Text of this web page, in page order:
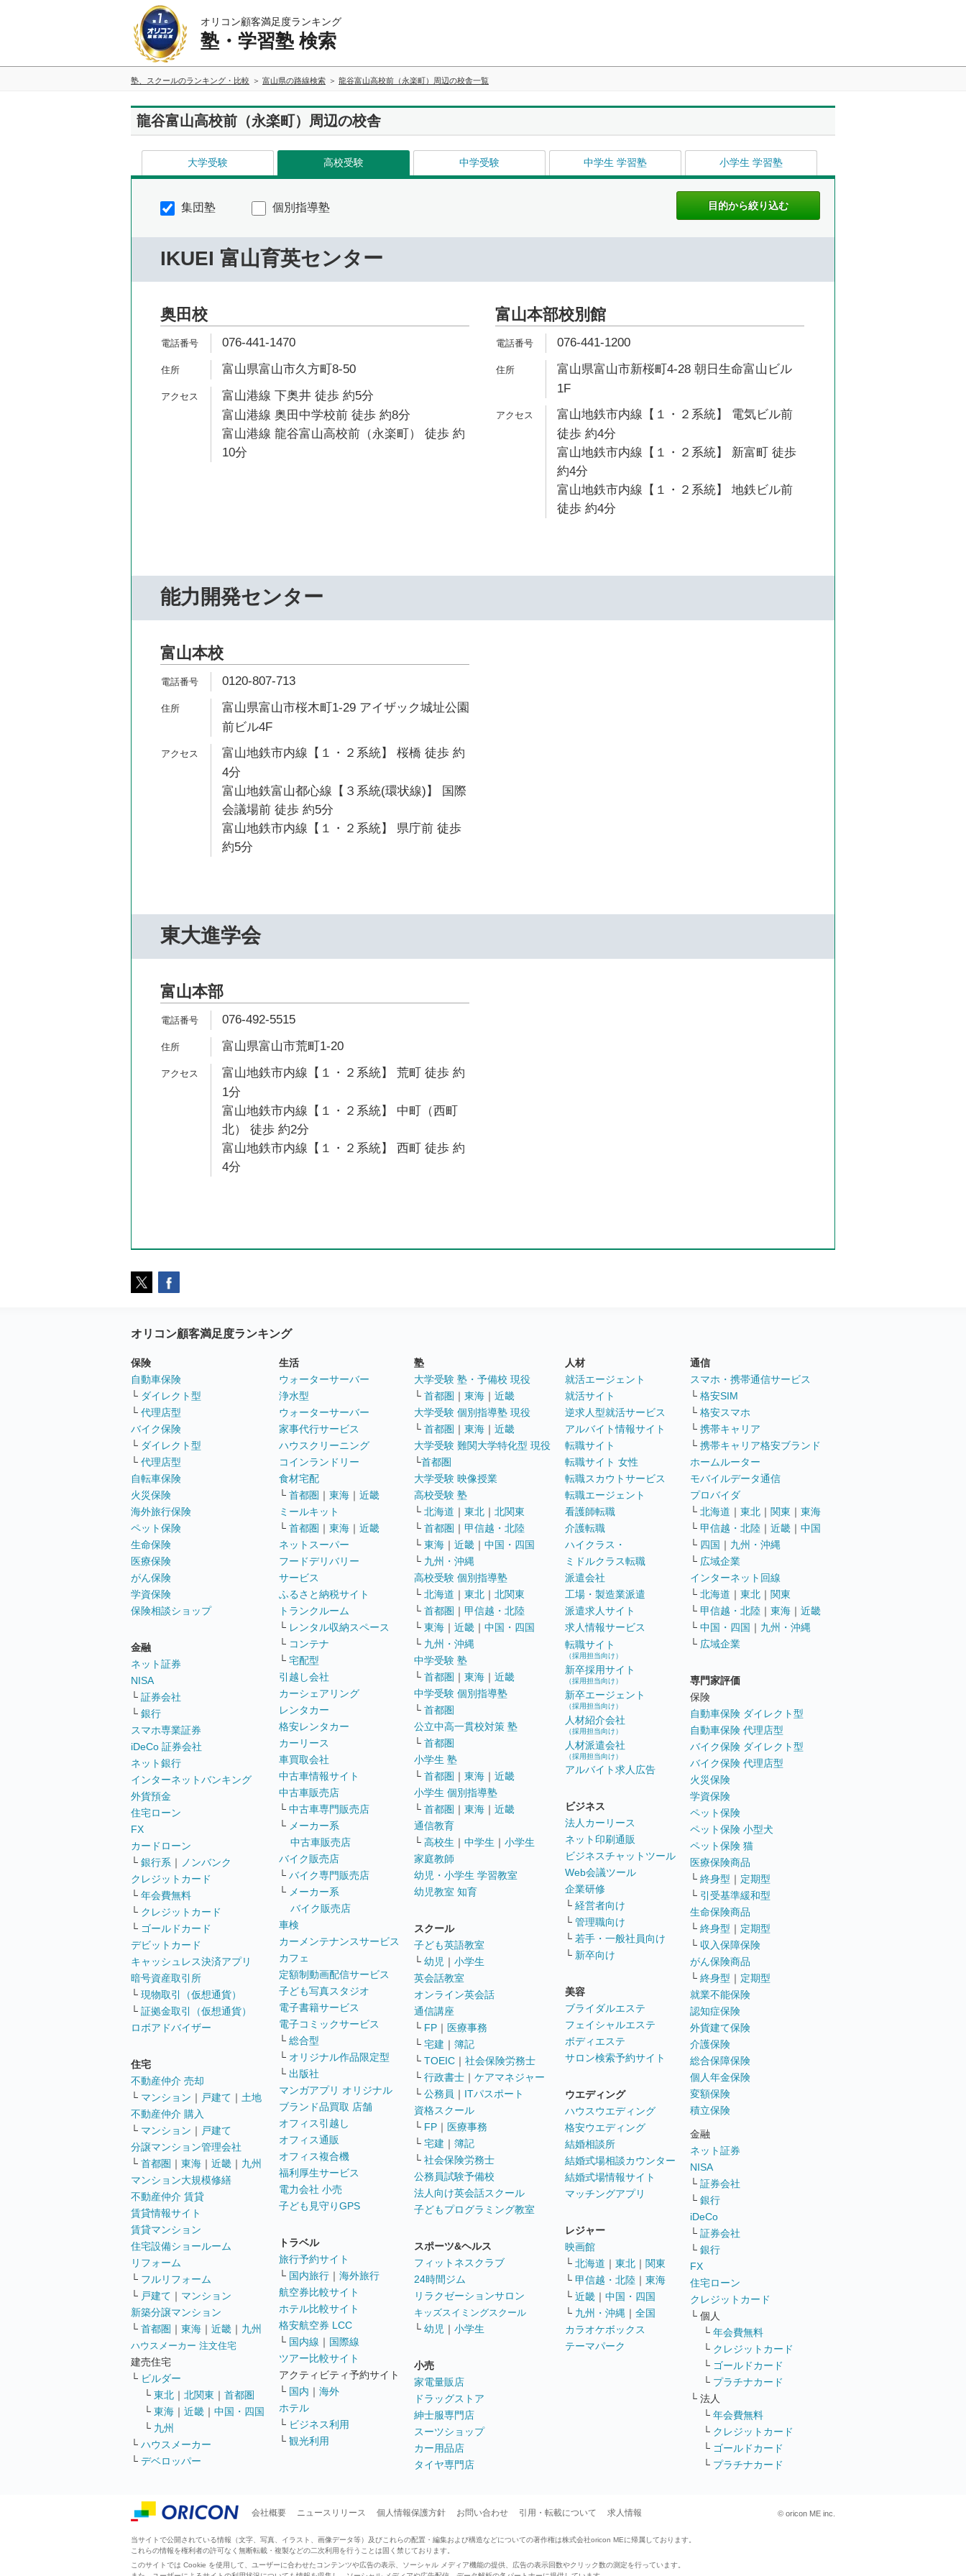
オリコン顧客満足度ランキング
塾・学習塾 検索
塾、スクールのランキング・比較 富山県の路線検索 龍谷富山高校前（永楽町）周辺の校舎一覧
龍谷富山高校前（永楽町）周辺の校舎
大学受験 高校受験 中学受験 中学生 学習塾 小学生 学習塾
集団塾 個別指導塾
IKUEI 富山育英センター
奥田校
076-441-1470
富山県富山市久方町8-50
富山港線 下奥井 徒歩 約5分
富山港線 奥田中学校前 徒歩 約8分
富山港線 龍谷富山高校前（永楽町） 徒歩 約
10分
富山本部校別館
076-441-1200
富山県富山市新桜町4-28 朝日生命富山ビル
1F
富山地鉄市内線【１・２系統】 電気ビル前
徒歩 約4分
富山地鉄市内線【１・２系統】 新富町 徒歩
約4分
富山地鉄市内線【１・２系統】 地鉄ビル前
徒歩 約4分
能力開発センター
富山本校
0120-807-713
富山県富山市桜木町1-29 アイザック城址公園
前ビル4F
富山地鉄市内線【１・２系統】 桜橋 徒歩 約
4分
富山地鉄富山都心線【３系統(環状線)】 国際
会議場前 徒歩 約5分
富山地鉄市内線【１・２系統】 県庁前 徒歩
約5分
東大進学会
富山本部
076-492-5515
富山県富山市荒町1-20
富山地鉄市内線【１・２系統】 荒町 徒歩 約
1分
富山地鉄市内線【１・２系統】 中町（西町
北） 徒歩 約2分
富山地鉄市内線【１・２系統】 西町 徒歩 約
4分
オリコン顧客満足度ランキング
保険
自動車保険
└ ダイレクト型
└ 代理店型
バイク保険
└ ダイレクト型
└ 代理店型
自転車保険
火災保険
海外旅行保険
ペット保険
生命保険
医療保険
がん保険
学資保険
保険相談ショップ
金融
ネット証券
NISA
└ 証券会社
└ 銀行
スマホ専業証券
iDeCo 証券会社
ネット銀行
インターネットバンキング
外貨預金
住宅ローン
FX
カードローン
└ 銀行系 ｜
ノンバンク
クレジットカード
└ 年会費無料
└ クレジットカード
└ ゴールドカード
デビットカード
キャッシュレス決済アプリ
暗号資産取引所
└ 現物取引（仮想通貨）
└ 証拠金取引（仮想通貨）
ロボアドバイザー
住宅
不動産仲介 売却
└ マンション ｜ 戸建て ｜ 土地
不動産仲介 購入
└ マンション ｜ 戸建て
分譲マンション管理会社
└ 首都圏 ｜ 東海 ｜ 近畿 ｜ 九州
マンション大規模修繕
不動産仲介 賃貸
賃貸情報サイト
賃貸マンション
住宅設備ショールーム
リフォーム
└ フルリフォーム
└ 戸建て ｜ マンション
新築分譲マンション
└ 首都圏 ｜ 東海 ｜ 近畿 ｜ 九州
ハウスメーカー 注文住宅
建売住宅
└ ビルダー
└ 東北 ｜ 北関東 ｜ 首都圏
└ 東海 ｜ 近畿 ｜ 中国・四国
└ 九州
└ ハウスメーカー
└ デベロッパー
生活
ウォーターサーバー
浄水型
ウォーターサーバー
家事代行サービス
ハウスクリーニング
コインランドリー
食材宅配
└ 首都圏 ｜ 東海 ｜ 近畿
ミールキット
└ 首都圏 ｜ 東海 ｜ 近畿
ネットスーパー
フードデリバリー
サービス
ふるさと納税サイト
トランクルーム
└ レンタル収納スペース
└ コンテナ
└ 宅配型
引越し会社
カーシェアリング
レンタカー
格安レンタカー
カーリース
車買取会社
中古車情報サイト
中古車販売店
└ 中古車専門販売店
└ メーカー系
中古車販売店
バイク販売店
└ バイク専門販売店
└ メーカー系
バイク販売店
車検
カーメンテナンスサービス
カフェ
定額制動画配信サービス
子ども写真スタジオ
電子書籍サービス
電子コミックサービス
└ 総合型
└ オリジナル作品限定型
└ 出版社
マンガアプリ オリジナル
ブランド品買取 店舗
オフィス引越し
オフィス通販
オフィス複合機
福利厚生サービス
電力会社 小売
子ども見守りGPS
トラベル
旅行予約サイト
└ 国内旅行 ｜ 海外旅行
航空券比較サイト
ホテル比較サイト
格安航空券 LCC
└ 国内線 ｜ 国際線
ツアー比較サイト
アクティビティ予約サイト
└ 国内 ｜ 海外
ホテル
└ ビジネス利用
└ 観光利用
塾
大学受験 塾・予備校 現役
└ 首都圏 ｜ 東海 ｜ 近畿
大学受験 個別指導塾 現役
└ 首都圏 ｜ 東海 ｜ 近畿
大学受験 難関大学特化型 現役
└首都圏
大学受験 映像授業
高校受験 塾
└ 北海道 ｜ 東北 ｜ 北関東
└ 首都圏 ｜ 甲信越・北陸
└ 東海 ｜ 近畿 ｜ 中国・四国
└ 九州・沖縄
高校受験 個別指導塾
└ 北海道 ｜ 東北 ｜ 北関東
└ 首都圏 ｜ 甲信越・北陸
└ 東海 ｜ 近畿 ｜ 中国・四国
└ 九州・沖縄
中学受験 塾
└ 首都圏 ｜ 東海 ｜ 近畿
中学受験 個別指導塾
└ 首都圏
公立中高一貫校対策 塾
└ 首都圏
小学生 塾
└ 首都圏 ｜ 東海 ｜ 近畿
小学生 個別指導塾
└ 首都圏 ｜ 東海 ｜ 近畿
通信教育
└ 高校生 ｜ 中学生 ｜ 小学生
家庭教師
幼児・小学生 学習教室
幼児教室 知育
スクール
子ども英語教室
└ 幼児 ｜ 小学生
英会話教室
オンライン英会話
通信講座
└ FP ｜ 医療事務
└ 宅建 ｜ 簿記
└ TOEIC ｜ 社会保険労務士
└ 行政書士 ｜ ケアマネジャー
└ 公務員 ｜ ITパスポート
資格スクール
└ FP ｜ 医療事務
└ 宅建 ｜ 簿記
└ 社会保険労務士
公務員試験予備校
法人向け英会話スクール
子どもプログラミング教室
スポーツ&ヘルス
フィットネスクラブ
24時間ジム
リラクゼーションサロン
キッズスイミングスクール
└ 幼児 ｜ 小学生
小売
家電量販店
ドラッグストア
紳士服専門店
スーツショップ
カー用品店
タイヤ専門店
人材
就活エージェント
就活サイト
逆求人型就活サービス
アルバイト情報サイト
転職サイト
転職サイト 女性
転職スカウトサービス
転職エージェント
看護師転職
介護転職
ハイクラス・
ミドルクラス転職
派遣会社
工場・製造業派遣
派遣求人サイト
求人情報サービス
転職サイト
（採用担当向け）
新卒採用サイト
（採用担当向け）
新卒エージェント
（採用担当向け）
人材紹介会社
（採用担当向け）
人材派遣会社
（採用担当向け）
アルバイト求人広告
ビジネス
法人カーリース
ネット印刷通販
ビジネスチャットツール
Web会議ツール
企業研修
└ 経営者向け
└ 管理職向け
└ 若手・一般社員向け
└ 新卒向け
美容
ブライダルエステ
フェイシャルエステ
ボディエステ
サロン検索予約サイト
ウエディング
ハウスウエディング
格安ウエディング
結婚相談所
結婚式場相談カウンター
結婚式場情報サイト
マッチングアプリ
レジャー
映画館
└ 北海道 ｜ 東北 ｜ 関東
└ 甲信越・北陸 ｜ 東海
└ 近畿 ｜ 中国・四国
└ 九州・沖縄 ｜ 全国
カラオケボックス
テーマパーク
通信
スマホ・携帯通信サービス
└ 格安SIM
└ 格安スマホ
└ 携帯キャリア
└ 携帯キャリア格安ブランド
ホームルーター
モバイルデータ通信
プロバイダ
└ 北海道 ｜ 東北 ｜ 関東 ｜ 東海
└ 甲信越・北陸 ｜ 近畿 ｜ 中国
└ 四国 ｜ 九州・沖縄
└ 広域企業
インターネット回線
└ 北海道 ｜ 東北 ｜ 関東
└ 甲信越・北陸 ｜ 東海 ｜ 近畿
└ 中国・四国 ｜ 九州・沖縄
└ 広域企業
専門家評価
保険
自動車保険 ダイレクト型
自動車保険 代理店型
バイク保険 ダイレクト型
バイク保険 代理店型
火災保険
学資保険
ペット保険
ペット保険 小型犬
ペット保険 猫
医療保険商品
└ 終身型 ｜ 定期型
└ 引受基準緩和型
生命保険商品
└ 終身型 ｜ 定期型
└ 収入保障保険
がん保険商品
└ 終身型 ｜ 定期型
就業不能保険
認知症保険
外貨建て保険
介護保険
総合保障保険
個人年金保険
変額保険
積立保険
金融
ネット証券
NISA
└ 証券会社
└ 銀行
iDeCo
└ 証券会社
└ 銀行
FX
住宅ローン
クレジットカード
└ 個人
└ 年会費無料
└ クレジットカード
└ ゴールドカード
└ プラチナカード
└ 法人
└ 年会費無料
└ クレジットカード
└ ゴールドカード
└ プラチナカード
会社概要 ニュースリリース 個人情報保護方針 お問い合わせ 引用・転載について 求人情報 © oricon ME inc.
当サイトで公開されている情報（文字、写真、イラスト、画像データ等）及びこれらの配置・編集および構造などについての著作権は株式会社oricon MEに帰属しております。
これらの情報を権利者の許可なく無断転載・複製などの二次利用を行うことは固く禁じております。
このサイトでは Cookie を使用して、ユーザーに合わせたコンテンツや広告の表示、ソーシャル メディア機能の提供、広告の表示回数やクリック数の測定を行っています。